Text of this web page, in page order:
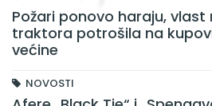
Požari ponovo haraju,
traktora potrošila na
većine
NOVOSTI